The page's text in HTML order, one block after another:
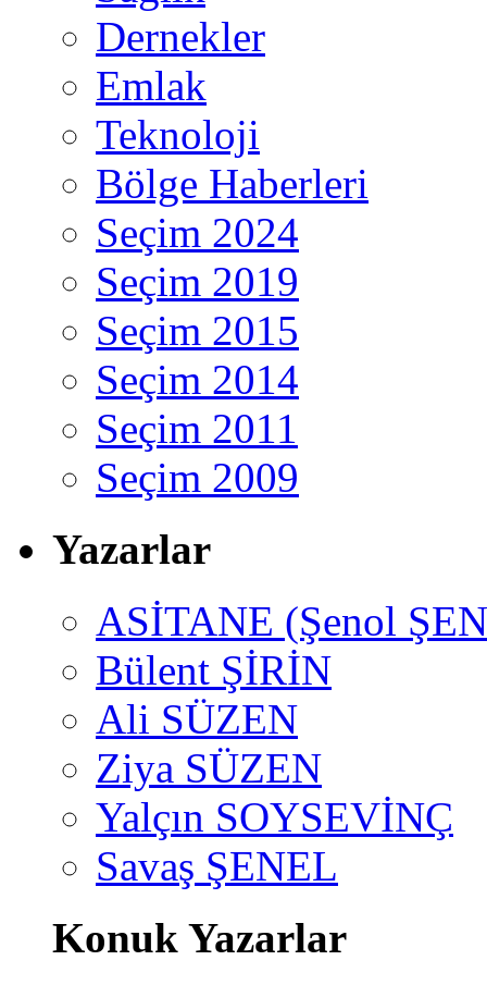
Dernekler
Emlak
Teknoloji
Bölge Haberleri
Seçim 2024
Seçim 2019
Seçim 2015
Seçim 2014
Seçim 2011
Seçim 2009
Yazarlar
ASİTANE (Şenol
Bülent ŞİRİN
Ali SÜZEN
Ziya SÜZEN
Yalçın SOYSEVİNÇ
Savaş ŞENEL
Konuk Yazarlar